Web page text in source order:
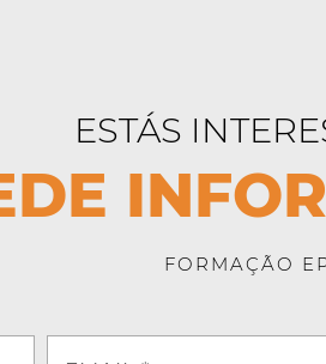
ESTÁS
FORMAÇÃO